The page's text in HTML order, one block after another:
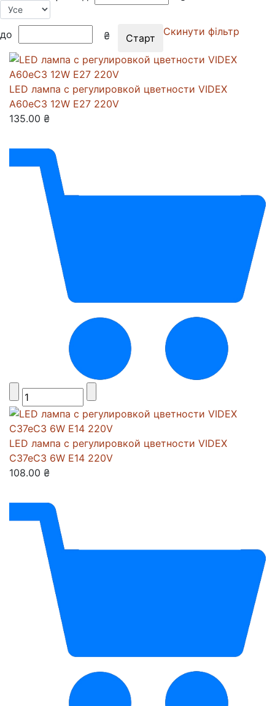
до ₴ Скинути фільтр
LED лампа с регулировкой цветности VIDEX
A60eC3 12W E27 220V
135.00 ₴
LED лампа с регулировкой цветности VIDEX
C37eC3 6W E14 220V
108.00 ₴